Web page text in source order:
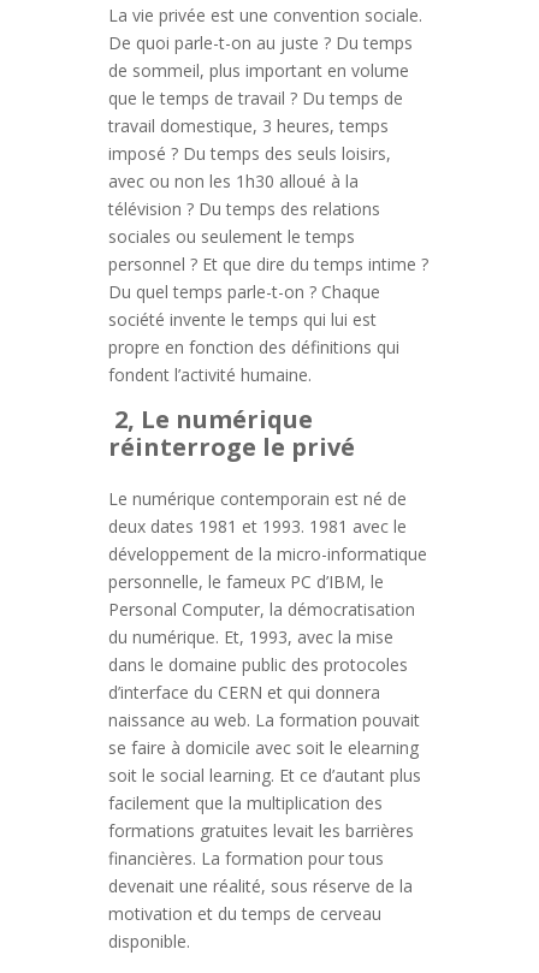
La vie privée est une convention sociale.
De quoi parle-t-on au juste ? Du temps
de sommeil, plus important en volume
que le temps de travail ? Du temps de
travail domestique, 3 heures, temps
imposé ? Du temps des seuls loisirs,
avec ou non les 1h30 alloué à la
télévision ? Du temps des relations
sociales ou seulement le temps
personnel ? Et que dire du temps intime ?
Du quel temps parle-t-on ? Chaque
société invente le temps qui lui est
propre en fonction des définitions qui
fondent l’activité humaine.
2, Le numérique
réinterroge le privé
Le numérique contemporain est né de
deux dates 1981 et 1993. 1981 avec le
développement de la micro-informatique
personnelle, le fameux PC d’IBM, le
Personal Computer, la démocratisation
du numérique. Et, 1993, avec la mise
dans le domaine public des protocoles
d’interface du CERN et qui donnera
naissance au web. La formation pouvait
se faire à domicile avec soit le elearning
soit le social learning. Et ce d’autant plus
facilement que la multiplication des
formations gratuites levait les barrières
financières. La formation pour tous
devenait une réalité, sous réserve de la
motivation et du temps de cerveau
disponible.